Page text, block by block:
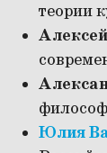
теории
Юлия